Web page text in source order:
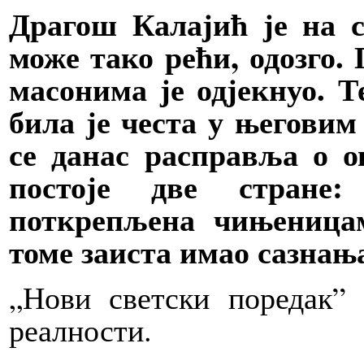
Драгош Калајић је на
може тако рећи, одозго.
масонима је одјекнуо.
била је честа у
се данас расправља о
постоје две
поткрепљена
томе заиста имао
„Нови светски
реалности.